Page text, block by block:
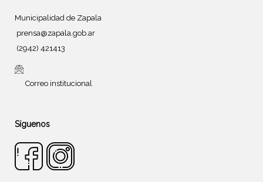
Municipalidad de Zapala
prensa@zapala.gob.ar
(2942) 421413
Correo institucional
Síguenos